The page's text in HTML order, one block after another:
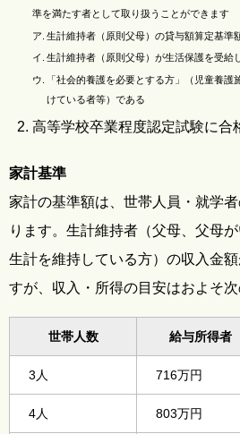
準を満たす者として取り扱うことができます
ア. 生計維持者（原則父母）の貸与額算定基準
イ. 生計維持者（原則父母）が生活保護を受給
ウ.
「社会的養護を必要とする方」（児童養
けている者等）である
高等学校卒業程度認定試験に合
家計基準
家計の基準額は、世帯人員・就学
ります。生計維持者（父母、父母
生計を維持している方）の収入金
すが、収入・所得の目安はおよそ次
世帯人数 給与所得者
3人 716万円
4人 803万円